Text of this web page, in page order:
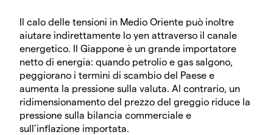
Il calo delle tensioni in Medio Oriente può inoltre
aiutare indirettamente lo yen attraverso il canale
energetico. Il Giappone è un grande importatore
netto di energia: quando petrolio e gas salgono,
peggiorano i termini di scambio del Paese e
aumenta la pressione sulla valuta. Al contrario, un
ridimensionamento del prezzo del greggio riduce la
pressione sulla bilancia commerciale e
sull’inflazione importata.